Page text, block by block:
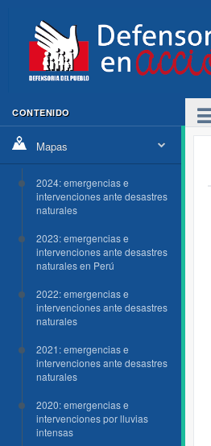
CONTENIDO
Mapas
2024: emergencias e
intervenciones ante desastres
naturales
2023: emergencias e
intervenciones ante desastres
naturales en Perú
2022: emergencias e
intervenciones ante desastres
naturales
2021: emergencias e
intervenciones ante desastres
naturales
2020: emergencias e
intervenciones por lluvias
intensas